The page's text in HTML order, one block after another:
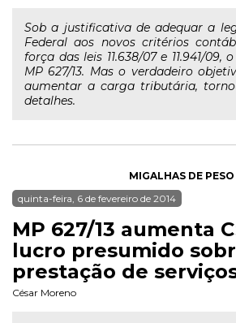
Sob a justificativa de adequar a
Federal aos novos critérios
força das leis 11.638/07 e 11.941/
MP 627/13. Mas o verdadeiro
aumentar a carga tributária,
detalhes.
MIGALHAS DE PESO
quinta-feira, 6 de fevereiro de 2014
MP 627/13 aumenta
lucro presumido
prestação de
César Moreno